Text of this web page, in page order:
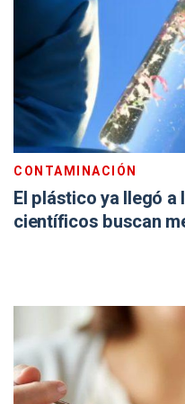
CONTAMINACIÓN
El plástico ya llegó a
científicos buscan